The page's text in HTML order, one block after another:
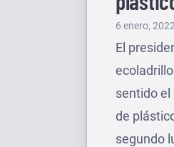
Publicado
el
6 enero, 2022
El
sentido el
de
segundo